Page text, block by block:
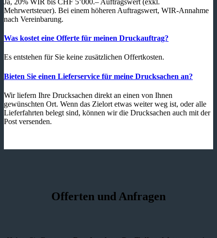
Mehrwertsteuer). Bei einem höheren Auftragswert, WIR-Annahme
nach Vereinbarung.
Was kostet eine Offerte für meinen Druckauftrag?
Es entstehen für Sie keine zusätzlichen Offertkosten.
Bieten Sie einen Lieferservice für meine Drucksachen an?
Wir liefern Ihre Drucksachen direkt an einen von Ihnen
gewünschten Ort. Wenn das Zielort etwas weiter weg ist, oder alle
Lieferfahrten belegt sind, können wir die Drucksachen auch mit der
Post versenden.
Offerten und Anfragen